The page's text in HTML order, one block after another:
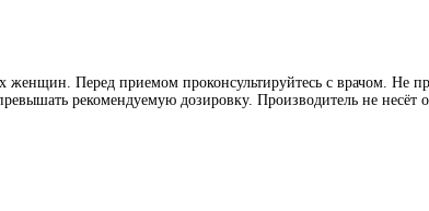
женщин. Перед приемом проконсультируйтесь с врачом. Не
рекомендуемую дозировку. Производитель не несёт